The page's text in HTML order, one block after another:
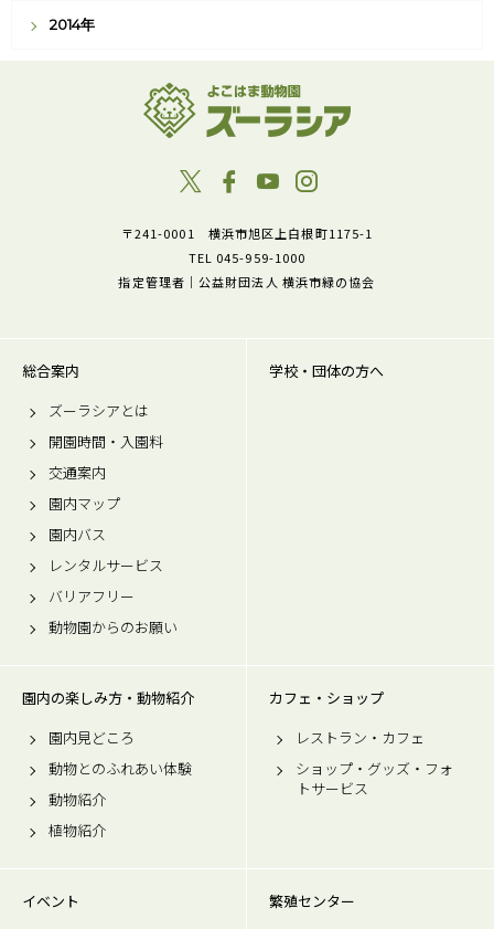
2014年
〒241-0001 横浜市旭区上白根町1175-1
TEL 045-959-1000
指定管理者｜公益財団法人 横浜市緑の協会
総合案内
ズーラシアとは
開園時間・入園料
交通案内
園内マップ
園内バス
レンタルサービス
バリアフリー
動物園からのお願い
学校・団体の方へ
園内の楽しみ方・動物紹介
園内見どころ
動物とのふれあい体験
動物紹介
植物紹介
カフェ・ショップ
レストラン・カフェ
ショップ・グッズ・フォ
トサービス
イベント
繁殖センター